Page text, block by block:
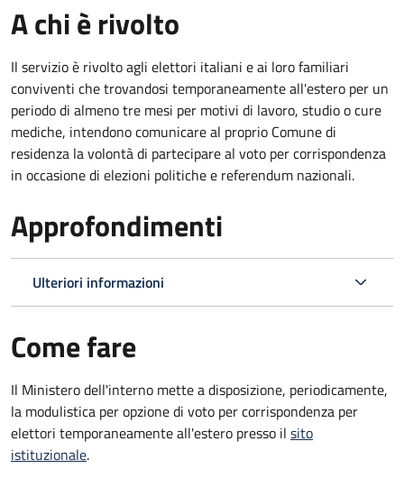
A chi è rivolto
Il servizio è rivolto agli elettori italiani e ai loro familiari
conviventi che trovandosi temporaneamente all'estero per un
periodo di almeno tre mesi per motivi di lavoro, studio o cure
mediche, intendono comunicare al proprio Comune di
residenza la volontà di partecipare al voto per corrispondenza
in occasione di elezioni politiche e referendum nazionali.
Approfondimenti
Ulteriori informazioni
Come fare
Il Ministero dell'interno mette a disposizione, periodicamente,
la modulistica per opzione di voto per corrispondenza per
elettori temporaneamente all'estero presso il sito
istituzionale.